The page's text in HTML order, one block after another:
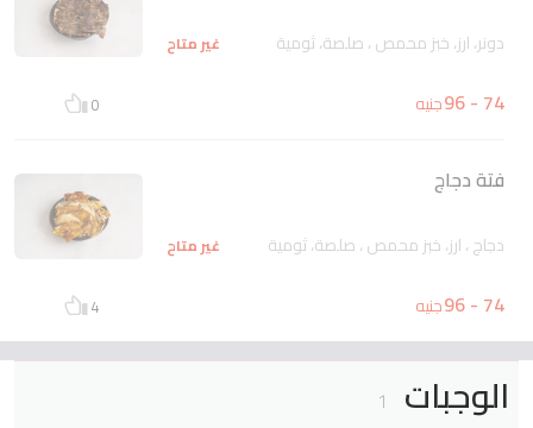
دونر، ارز، خبز محمص ، صلصة، ثومية غير متاح
74 - 96 جنيه 0
فتة دجاج
دجاج ، ارز، خبز محمص ، صلصة، ثومية غير متاح
74 - 96 جنيه 4
الوجبات 1